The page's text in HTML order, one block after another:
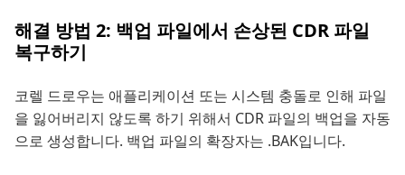
해결 방법 2: 백업 파일에서 손상된 CDR 파일
복구하기
코렐 드로우는 애플리케이션 또는 시스템 충돌로 인해 파일
을 잃어버리지 않도록 하기 위해서 CDR 파일의 백업을 자동
으로 생성합니다. 백업 파일의 확장자는 .BAK입니다.